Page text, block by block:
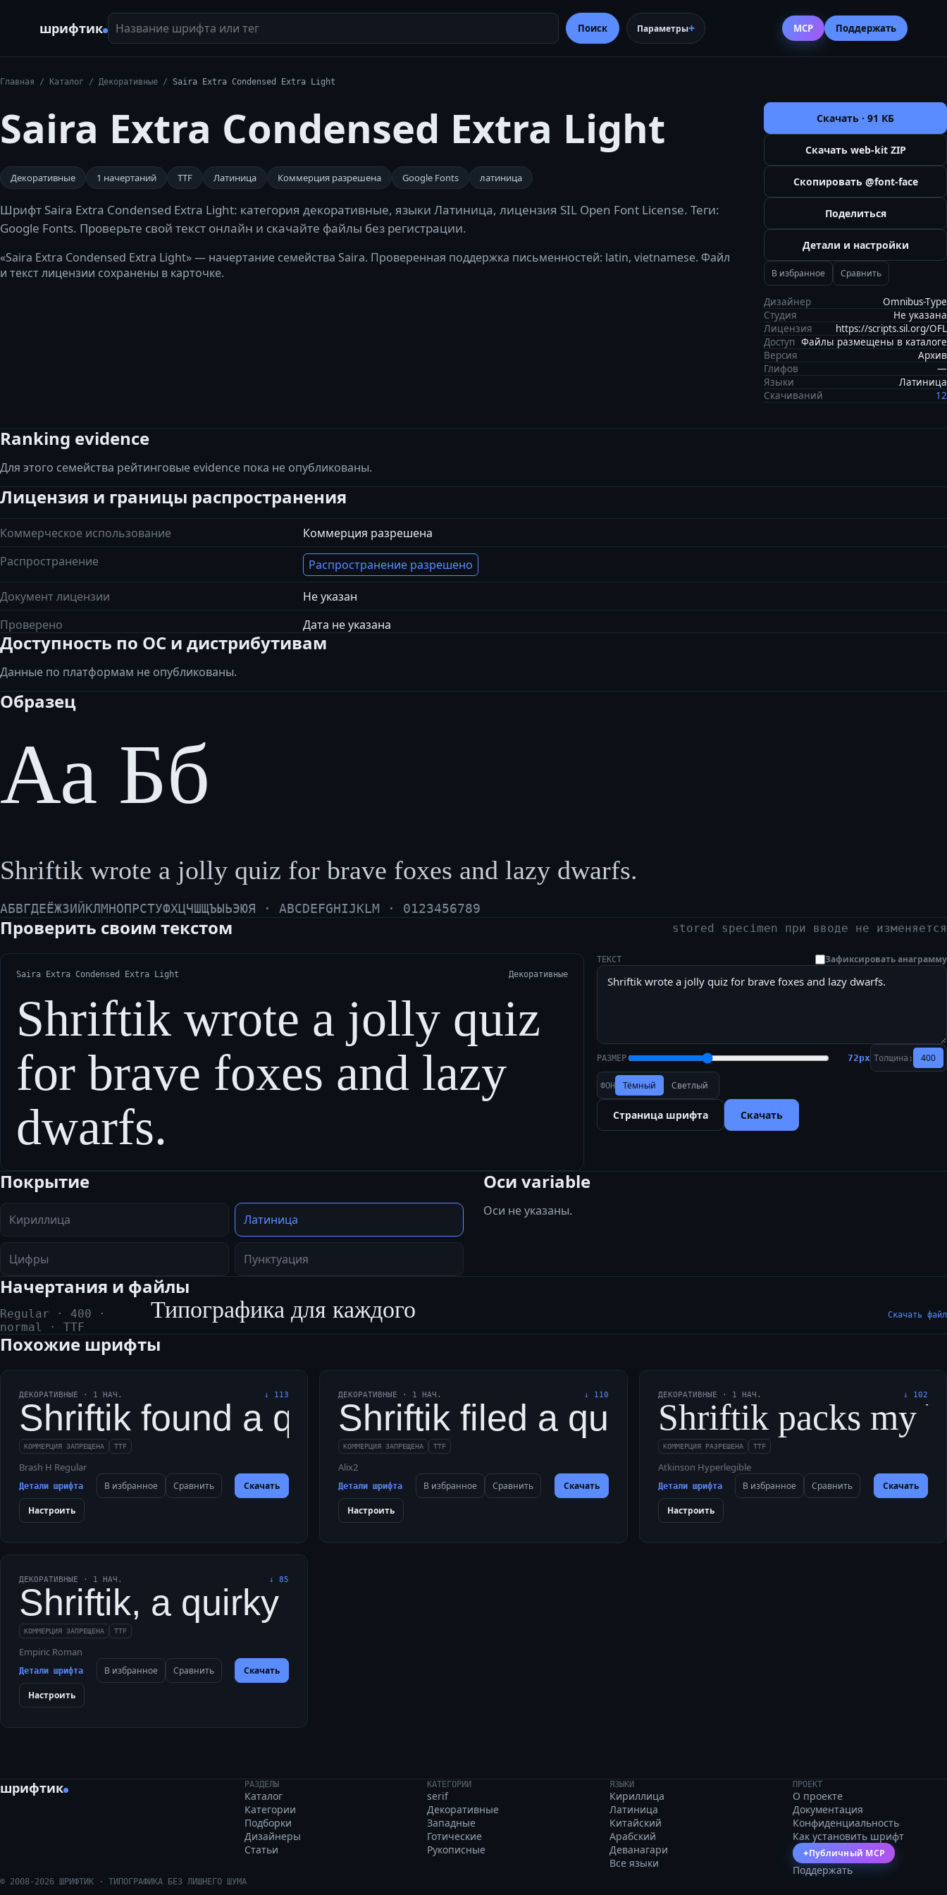
шрифтик Название шрифта или тег
Поиск Параметры MCP Поддержать
Главная / Каталог / Декоративные / Saira Extra Condensed Extra Light
Saira Extra Condensed Extra Light
Декоративные 1 начертаний TTF Латиница Коммерция разрешена Google Fonts латиница
Шрифт Saira Extra Condensed Extra Light: категория декоративные, языки Латиница, лицензия SIL Open Font License. Теги:
Google Fonts. Проверьте свой текст онлайн и скачайте файлы без регистрации.
«Saira Extra Condensed Extra Light» — начертание семейства Saira. Проверенная поддержка письменностей: latin, vietnamese. Файл
и текст лицензии сохранены в карточке.
Скачать · 91 КБ
Скачать web-kit ZIP
Скопировать @font-face
Поделиться
Детали и настройки
В избранное Сравнить
Дизайнер
Omnibus-Type
Студия
Не указана
Лицензия
https://scripts.sil.org/OFL
Доступ Файлы размещены в каталоге
Версия
Архив
Глифов
—
Языки
Латиница
Скачиваний
12
Ranking evidence
Для этого семейства рейтинговые evidence пока не опубликованы.
Лицензия и границы распространения
Коммерческое использование
Коммерция разрешена
Распространение
Распространение разрешено
Документ лицензии
Не указан
Проверено
Дата не указана
Доступность по ОС и дистрибутивам
Данные по платформам не опубликованы.
Образец
Аа Бб
Shriftik wrote a jolly quiz for brave foxes and lazy dwarfs.
АБВГДЕЁЖЗИЙКЛМНОПРСТУФХЦЧШЩЪЫЬЭЮЯ · ABCDEFGHIJKLM · 0123456789
Проверить своим текстом stored specimen при вводе не изменяется
Saira Extra Condensed Extra Light Декоративные
Shriftik wrote a jolly quiz
for brave foxes and lazy
dwarfs.
ТЕКСТ Зафиксировать анаграмму
РАЗМЕР 72px Толщина: 400
ФОН Тёмный Светлый
Страница шрифта Скачать
Покрытие
Кириллица Латиница
Цифры Пунктуация
Оси variable
Оси не указаны.
Начертания и файлы
Regular · 400 ·
normal
· TTF
Типографика для каждого Скачать файл
Похожие шрифты
ДЕКОРАТИВНЫЕ · 1 НАЧ. ↓ 113
Shriftik found a quartz box with javelins, wax, and glyphs.
КОММЕРЦИЯ ЗАПРЕЩЕНА TTF
Brash H Regular
Детали шрифта В избранное Сравнить Скачать
Настроить
ДЕКОРАТИВНЫЕ · 1 НАЧ. ↓ 110
Shriftik filed a quirky jazz memo
КОММЕРЦИЯ ЗАПРЕЩЕНА TTF
Alix2
Детали шрифта В избранное Сравнить Скачать
Настроить
ДЕКОРАТИВНЫЕ · 1 НАЧ. ↓ 102
Shriftik packs my
КОММЕРЦИЯ РАЗРЕШЕНА TTF
Atkinson Hyperlegible
Детали шрифта В избранное Сравнить Скачать
Настроить
ДЕКОРАТИВНЫЕ · 1 НАЧ. ↓85
Shriftik, a quirky bold typeface, dazzles seven jumpy
КОММЕРЦИЯ ЗАПРЕЩЕНА TTF
Empiric Roman
Детали шрифта В избранное Сравнить Скачать
Настроить
шрифтик РАЗДЕЛЫ
Каталог
Категории
Подборки
Дизайнеры
Статьи
КАТЕГОРИИ
serif
Декоративные
Западные
Готические
Рукописные
ЯЗЫКИ
Кириллица
Латиница
Китайский
Арабский
Деванагари
Все языки
ПРОЕКТ
О проекте
Документация
Конфиденциальность
Как установить шрифт
✦Публичный MCP
Поддержать
© 2008- 2026 ШРИФТИК · ТИПОГРАФИКА БЕЗ ЛИШНЕГО ШУМА